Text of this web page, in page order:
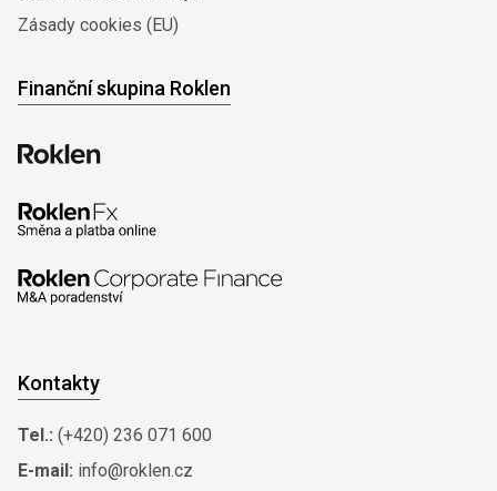
Zásady cookies (EU)
Finanční skupina Roklen
Kontakty
Tel.: (+420) 236 071 600
E-mail: info@roklen.cz